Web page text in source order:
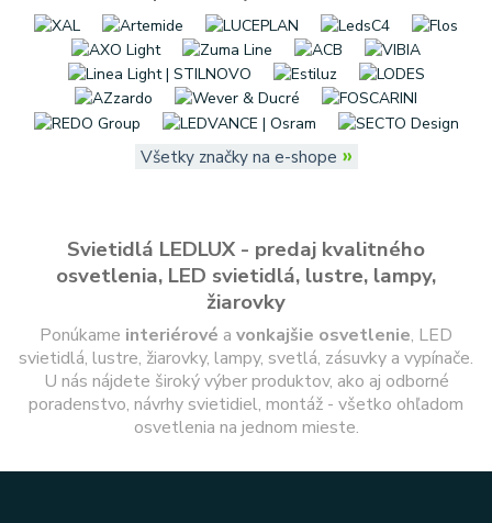
Všetky značky na e-shope »
Svietidlá LEDLUX - predaj kvalitného
osvetlenia, LED svietidlá, lustre, lampy,
žiarovky
Ponúkame interiérové a vonkajšie osvetlenie, LED
svietidlá, lustre, žiarovky, lampy, svetlá, zásuvky a vypínače.
U nás nájdete široký výber produktov, ako aj odborné
poradenstvo, návrhy svietidiel, montáž - všetko ohľadom
osvetlenia na jednom mieste.